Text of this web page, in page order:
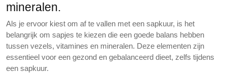
mineralen.
Als je ervoor kiest om af te vallen met een sapkuur, is het
belangrijk om sapjes te kiezen die een goede balans hebben
tussen vezels, vitamines en mineralen. Deze elementen zijn
essentieel voor een gezond en gebalanceerd dieet, zelfs tijdens
een sapkuur.